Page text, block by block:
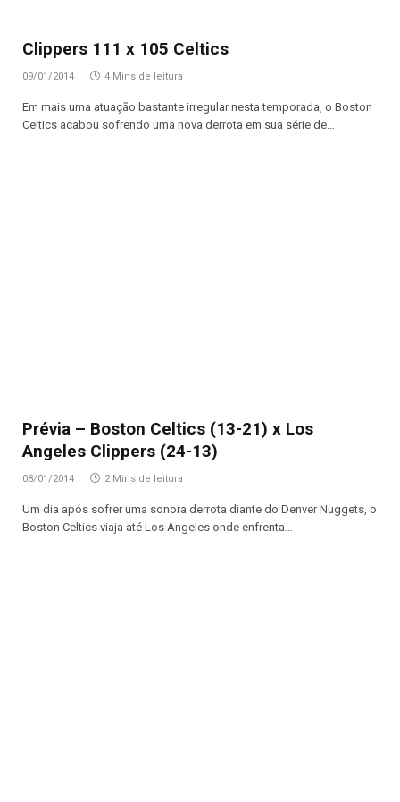
Clippers 111 x 105 Celtics
09/01/2014 4 Mins de leitura
Em mais uma atuação bastante irregular nesta temporada, o Boston
Celtics acabou sofrendo uma nova derrota em sua série de…
Prévia – Boston Celtics (13-21) x Los
Angeles Clippers (24-13)
08/01/2014 2 Mins de leitura
Um dia após sofrer uma sonora derrota diante do Denver Nuggets, o
Boston Celtics viaja até Los Angeles onde enfrenta…